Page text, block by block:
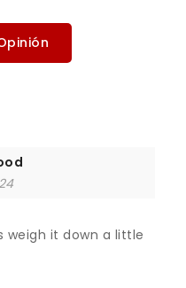
weigh it down a little